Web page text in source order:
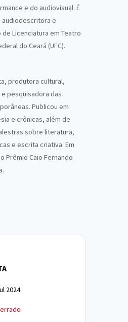
e do audiovisual. É
e
Licenciatura em Teatro
do Ceará (UFC).
produtora cultural,
pesquisadora das
Publicou em
e crônicas, além de
sobre literatura,
e escrita criativa. Em
Prêmio Caio Fernando
2024